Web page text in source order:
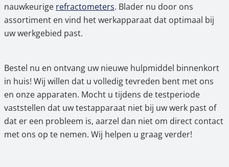
nauwkeurige refractometers. Blader nu door ons
assortiment en vind het werkapparaat dat optimaal bij
uw werkgebied past.
Bestel nu en ontvang uw nieuwe hulpmiddel binnenkort
in huis! Wij willen dat u volledig tevreden bent met ons
en onze apparaten. Mocht u tijdens de testperiode
vaststellen dat uw testapparaat niet bij uw werk past of
dat er een probleem is, aarzel dan niet om direct contact
met ons op te nemen. Wij helpen u graag verder!